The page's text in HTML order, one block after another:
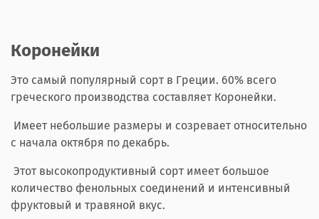
Коронейки
Это самый популярный сорт в Греции. 60% всего
греческого производства составляет Коронейки.
Имеет небольшие размеры и созревает относительно
с начала октября по декабрь.
Этот высокопродуктивный сорт имеет большое
количество фенольных соединений и интенсивный
фруктовый и травяной вкус.